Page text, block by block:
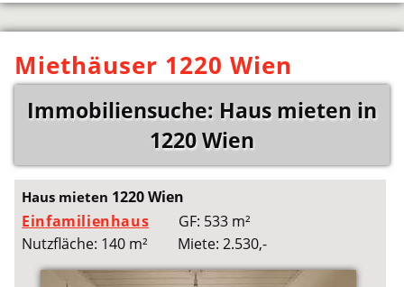
Miethäuser 1220 Wien
Immobiliensuche: Haus mieten in
1220 Wien
Haus mieten 1220 Wien
Einfamilienhaus
GF: 533 m²
Nutzfläche: 140 m²
Miete: 2.530,-